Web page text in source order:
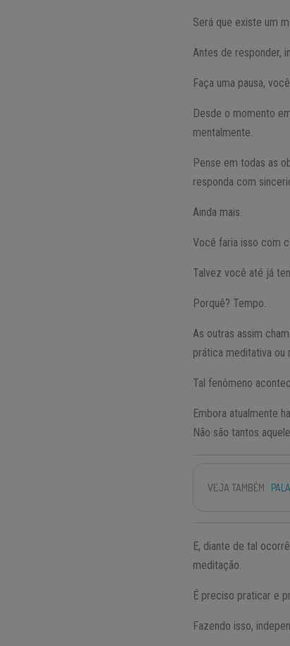
Será que existe um
Antes de responder,
Faça uma pausa,
Desde o momento
mentalmente.
Pense em todas as
responda com
Ainda mais.
Você faria isso com
Talvez você até já
Porquê? Tempo.
As outras assim
prática meditativa ou
Tal fenômeno
Embora atualmente
Não são tantos
VEJA TAMBÉM
E, diante de tal
meditação.
É preciso praticar e
Fazendo isso,